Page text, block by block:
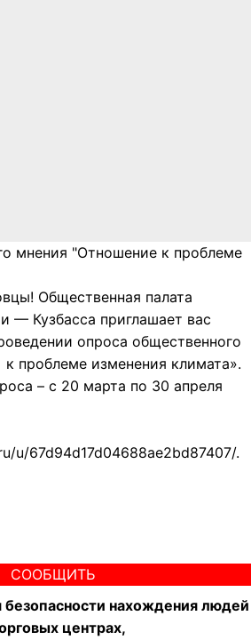
мнения "Отношение к проблеме
Общественная палата
— Кузбасса приглашает вас
опроса общественного
проблеме изменения климата».
– с 20 марта по 30 апреля
u/67d94d17d04688ae2bd87407/.
СООБЩИТЬ
безопасности нахождения людей
центрах,